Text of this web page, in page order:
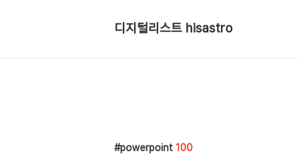
디지털리스트 hisastro
powerpoint 100